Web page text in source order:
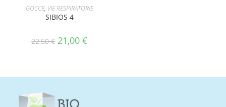
AGGIUNGI AL CARRELLO
GOCCE, VIE RESPIRATORIE
SIBIOS 4
22,50€ 21,00€